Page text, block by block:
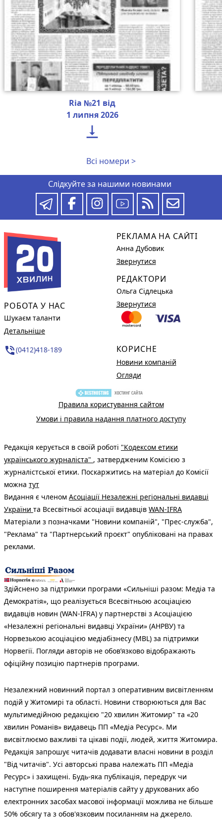
Ria №21 від
1 липня 2026

Всі номери >
Слідкуйте за нашими новинами
РОБОТА У НАС
Шукаєм таланти
Детальніше
phone_in_talk(0412)418-189
РЕКЛАМА НА САЙТІ
Анна Дубовик
Звернутися
РЕДАКТОРИ
Ольга Сідлецька
Звернутися
КОРИСНЕ
Новини компаній
Огляди
Правила користування сайтом
Умови і правила надання платного доступу
Редакція керується в своїй роботі "Кодексом етики
українського журналіста" , затвердженим Комісією з
журналістської етики. Поскаржитись на матеріал до Комісії
можна тут
Видання є членом Асоціації Незалежні регіональні видавці
України та Всесвітньої асоціації видавців WAN-IFRA
Матеріали з позначками "Новини компаній", "Прес-служба",
"Реклама" та "Партнерський проєкт" опубліковані на правах
реклами.
Здійснено за підтримки програми «Сильніші разом: Медіа та
Демократія», що реалізується Всесвітньою асоціацією
видавців новин (WAN-IFRA) у партнерстві з Асоціацією
«Незалежні регіональні видавці України» (АНРВУ) та
Норвезькою асоціацією медіабізнесу (MBL) за підтримки
Норвегії. Погляди авторів не обов’язково відображають
офіційну позицію партнерів програми.
Незалежний новинний портал з оперативним висвітленням
подій у Житомирі та області. Новини створюються для Вас
мультимедійною редакцією "20 хвилин Житомир" та «20
хвилин Романів» видавець ПП «Медіа Ресурс». Ми
висвітлюємо важливі та цікаві події, людей, життя Житомира.
Редакція запрошує читачів додавати власні новини в розділ
"Від читачів". Усі авторські права належать ПП «Медіа
Ресурс» і захищені. Будь-яка публiкацiя, передрук чи
наступне поширення матеріалів сайту у друкованих або
електронних засобах масової інформації можлива не більше
50% обсягу та з обов'язковим посиланням на джерело.